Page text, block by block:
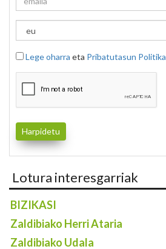
Lege oharra eta Pribatutasun Politika
Lotura interesgarriak
BIZIKASI
Zaldibiako Herri Ataria
Zaldibiako Udala